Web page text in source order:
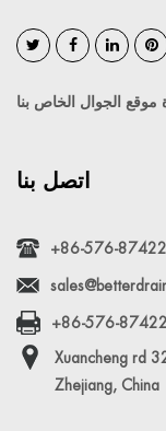
موقع الجوال الخاص بنا
اتصل بنا
+86-576-
+86-576-
Xuancheng rd
Zhejiang, China